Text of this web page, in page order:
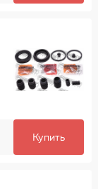
Купить